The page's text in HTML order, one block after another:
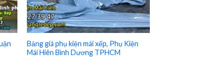
Bảng giá phụ kiện mái xếp, Phụ Kiện
Mái Hiên Bình Dương TPHCM